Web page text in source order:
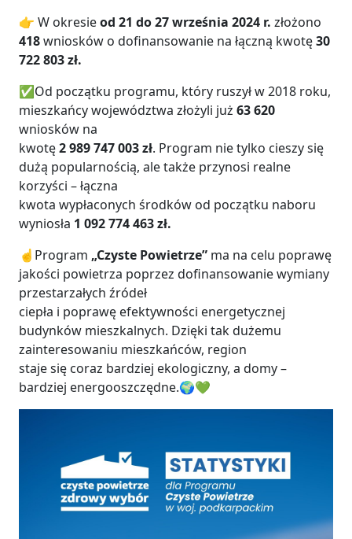
👉 W okresieod 21 do 27 września 2024 r. złożono
418wniosków o dofinansowanie na łączną kwotę30
722 803 zł.
✅Od początku programu, który ruszył w 2018 roku,
mieszkańcy województwa złożyli już 63 620
wniosków na
kwotę2 989 747 003 zł. Program nie tylko cieszy się
dużą popularnością, ale także przynosi realne
korzyści – łączna
kwota wypłaconych środków od początku naboru
wyniosła 1 092 774 463 zł.
☝️Program „Czyste Powietrze” ma na celu poprawę
jakości powietrza poprzez dofinansowanie wymiany
przestarzałych źródeł
ciepła i poprawę efektywności energetycznej
budynków mieszkalnych. Dzięki tak dużemu
zainteresowaniu mieszkańców, region
staje się coraz bardziej ekologiczny, a domy –
bardziej energooszczędne.🌍💚